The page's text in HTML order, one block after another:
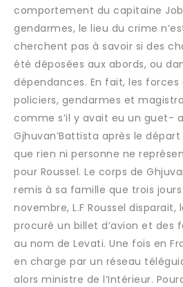
comportement du capitaine
gendarmes, le lieu du crime
cherchent pas à savoir si des
été déposées aux abords, ou
dépendances. En fait, les forces
policiers, gendarmes et
comme s’il y avait eu un guet-
Gjhuvan’Battista après le
que rien ni personne ne
pour Roussel. Le corps de
remis à sa famille que trois jours
novembre, L.F Roussel
procuré un billet d’avion et des
au nom de Levati. Une fois en
en charge par un réseau
alors ministre de l’Intérieur.